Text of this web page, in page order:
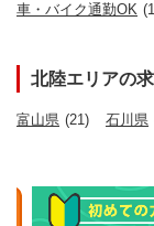
車・バイク通勤OK
北陸エリアの
富山県 (21) 石川県